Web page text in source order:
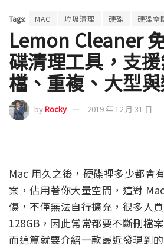
Tags: MAC 垃圾清理 硬碟 硬碟空
Lemon Cleaner
碟清理工具，支
檔、重複、大型
byRocky 2019 年 12 月 31 日
Mac 用久之後，硬碟裡多少都會
案，佔用著你大量空間，這對
傷，不僅無法自行擴充，很多人
128GB，因此常常都要不斷刪檔
而這篇就要介紹一款最近發現到